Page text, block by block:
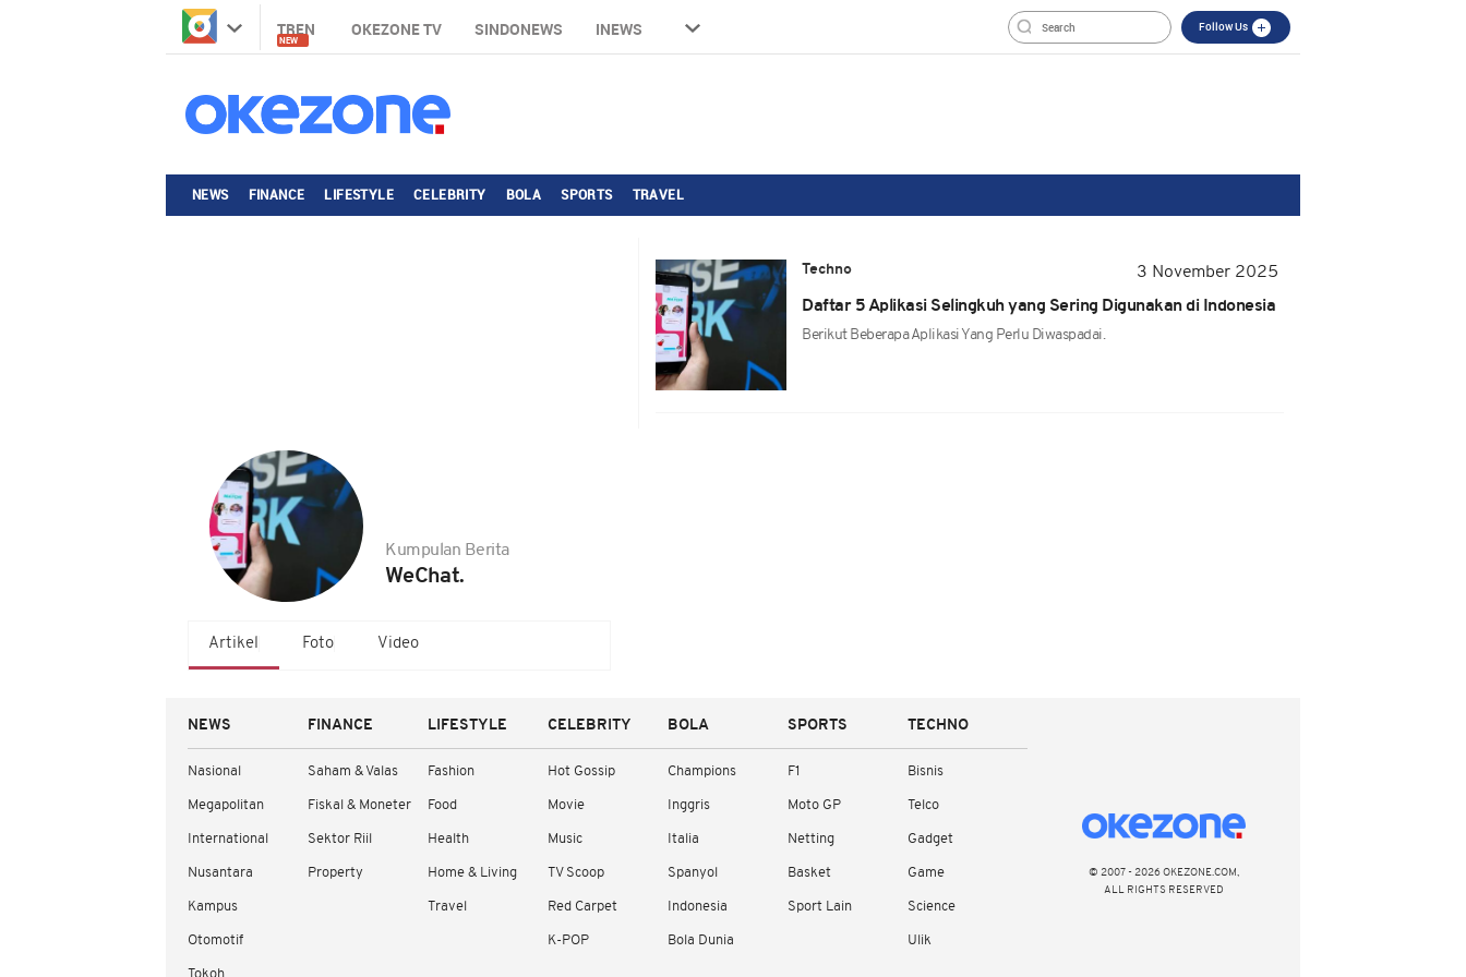
TREN
NEW
OKEZONE TV SINDONEWS INEWS Follow Us
NEWS FINANCE LIFESTYLE CELEBRITY BOLA SPORTS TRAVEL
Kumpulan Berita
WeChat.
Artikel Foto Video
Techno
3 November 2025
Daftar 5 Aplikasi Selingkuh yang Sering Digunakan di Indonesia
Berikut Beberapa Aplikasi Yang Perlu Diwaspadai.
NEWS
Nasional
Megapolitan
International
Nusantara
Kampus
Otomotif
FINANCE
Saham & Valas
Fiskal & Moneter
Sektor Riil
Property
LIFESTYLE
Fashion
Food
Health
Home & Living
Travel
CELEBRITY
Hot Gossip
Movie
Music
TV Scoop
Red Carpet
K-POP
BOLA
Champions
Inggris
Italia
Spanyol
Indonesia
Bola Dunia
SPORTS
F1
Moto GP
Netting
Basket
Sport Lain
TECHNO
Bisnis
Telco
Gadget
Game
Science
Ulik
© 2007 - 2026 OKEZONE.COM,
ALL RIGHTS RESERVED